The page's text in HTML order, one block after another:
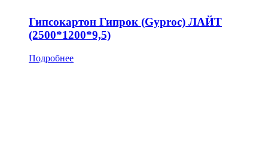
Гипсокартон Гипрок (Gyproc) ЛАЙТ
(2500*1200*9,5)
Подробнее